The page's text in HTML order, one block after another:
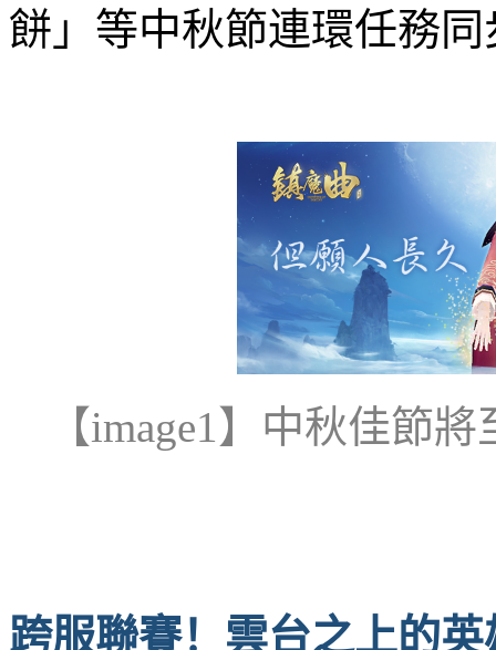
餅」等中秋節連環任務
【image1 】中秋佳節將
跨服聯賽！雲台之上的英